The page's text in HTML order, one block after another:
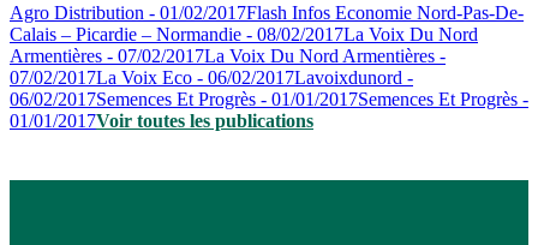
Agro Distribution - 01/02/2017Flash Infos Economie Nord-Pas-De-
Calais – Picardie – Normandie - 08/02/2017La Voix Du Nord
Armentières - 07/02/2017La Voix Du Nord Armentières -
07/02/2017La Voix Eco - 06/02/2017Lavoixdunord -
06/02/2017Semences Et Progrès - 01/01/2017Semences Et Progrès -
01/01/2017Voir toutes les publications